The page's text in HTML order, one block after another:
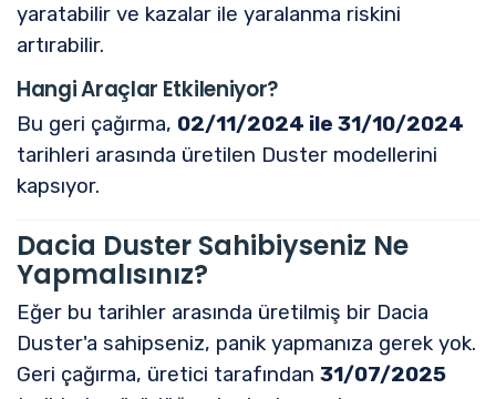
yaratabilir ve kazalar ile yaralanma riskini
artırabilir.
Hangi Araçlar Etkileniyor?
Bu geri çağırma, 02/11/2024 ile 31/10/2024
tarihleri arasında üretilen Duster modellerini
kapsıyor.
Dacia Duster Sahibiyseniz Ne
Yapmalısınız?
Eğer bu tarihler arasında üretilmiş bir Dacia
Duster'a sahipseniz, panik yapmanıza gerek yok.
Geri çağırma, üretici tarafından 31/07/2025